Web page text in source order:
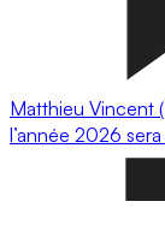
Matthieu Vincent
l’année 2026